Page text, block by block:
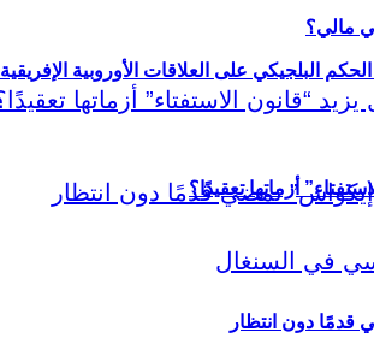
البلجيكي على العلاقات الأوروبية الإفريقية
مالي؟
أزماتها تعقيدًا؟